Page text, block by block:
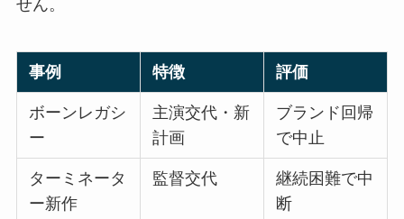
せん。
事例 特徴 評価
ボーンレガシ
ー
主演交代・新
計画
ブランド回帰
で中止
ターミネータ
ー新作
監督交代
継続困難で中
断